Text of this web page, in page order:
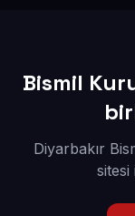
Bismil
Diyarbakır
sitesi